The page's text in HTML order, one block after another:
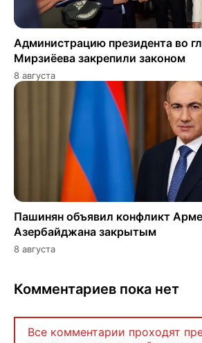
Администрацию президента во
Мирзиёева закрепили законом
8 августа
Пашинян объявил конфликт
Азербайджана закрытым
8 августа
Комментариев пока нет
Все комментарии проходят